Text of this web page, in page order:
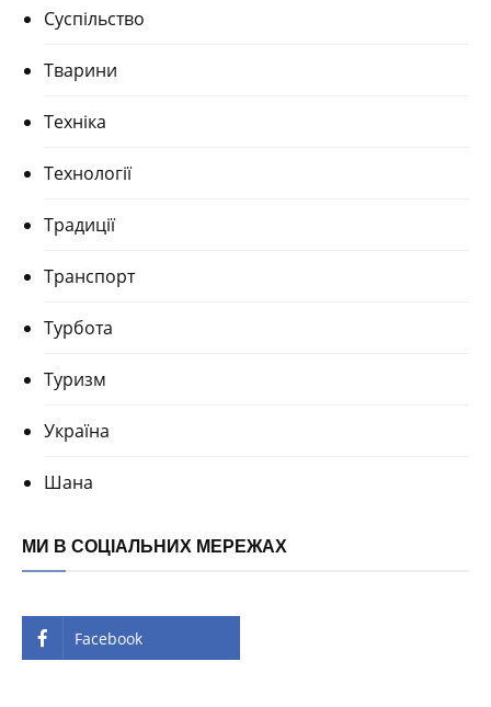
Суспільство
Тварини
Техніка
Технології
Традиції
Транспорт
Турбота
Туризм
Україна
Шана
МИ В СОЦІАЛЬНИХ МЕРЕЖАХ
Facebook